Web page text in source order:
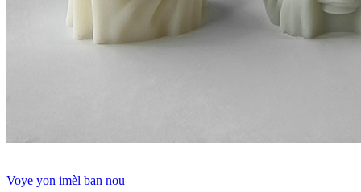
Voye yon imèl ban nou